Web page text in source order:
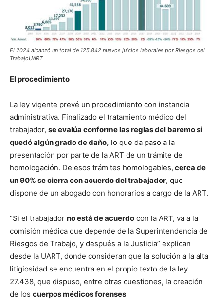
El 2024 alcanzó un total de 125.842 nuevos juicios laborales por Riesgos del
TrabajoUART
El procedimiento
La ley vigente prevé un procedimiento con instancia
administrativa. Finalizado el tratamiento médico del
trabajador, se evalúa conforme las reglas del baremo si
quedó algún grado de daño, lo que da paso a la
presentación por parte de la ART de un trámite de
homologación. De esos trámites homologables, cerca de
un 90% se cierra con acuerdo del trabajador, que
dispone de un abogado con honorarios a cargo de la ART.
“Si el trabajador no está de acuerdo con la ART, va a la
comisión médica que depende de la Superintendencia de
Riesgos de Trabajo, y después a la Justicia” explican
desde la UART, donde consideran que la solución a la alta
litigiosidad se encuentra en el propio texto de la ley
27.438, que dispuso, entre otras cuestiones, la creación
de los cuerpos médicos forenses.